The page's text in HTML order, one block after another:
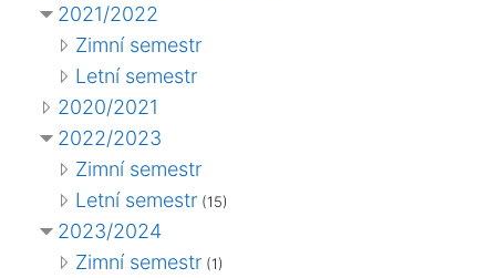
2021/2022
Zimní semestr
Letní semestr
2020/2021
2022/2023
Zimní semestr
Letní semestr (15)
2023/2024
Zimní semestr (1)